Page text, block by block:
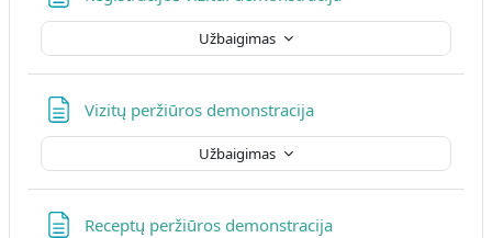
Užbaigimas
Vizitų peržiūros demonstracijaPuslapis
Užbaigimas
Receptų peržiūros demonstracijaPuslapis